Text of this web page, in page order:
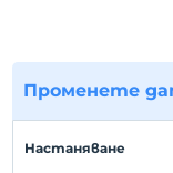
цивилизации.
да
приоритет.
Променете
Hастаняване